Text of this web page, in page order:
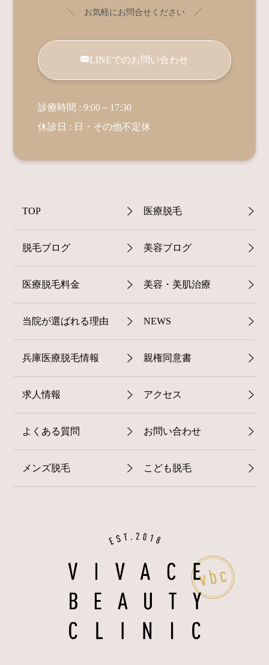
TOP 医療脱毛
脱毛ブログ 美容ブログ
医療脱毛料金 美容・美肌治療
当院が選ばれる理由 NEWS
兵庫医療脱毛情報 親権同意書
求人情報 アクセス
よくある質問 お問い合わせ
メンズ脱毛 こども脱毛
╲ お気軽にお問合せください ╱
LINEでのお問い合わせ
診療時間 : 9:00～17:30
休診日 : 日・その他不定休